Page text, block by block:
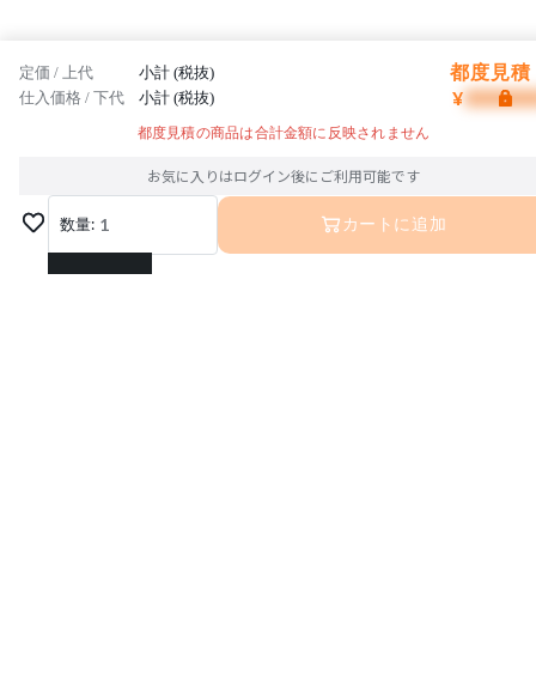
定価 / 上代 小計 (税抜) 都度見積
仕入価格 / 下代 小計 (税抜) ¥
都度見積の商品は合計金額に反映されません
お気に入りはログイン後にご利用可能です
数量: 1
1
カートに追加